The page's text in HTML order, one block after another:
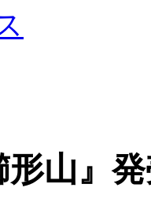
形山』